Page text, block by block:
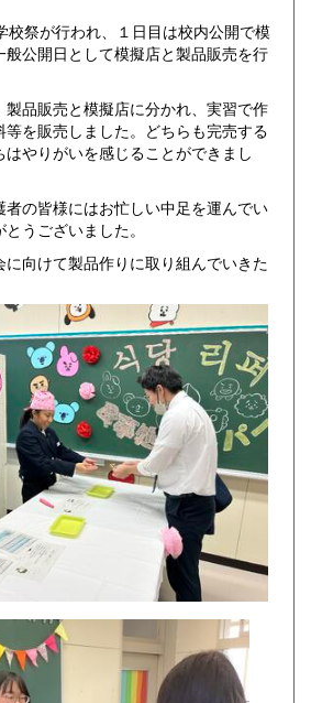
祭が行われ、１日目は校内公開で模
公開日として模擬店と製品販売を行
品販売と模擬店に分かれ、実習で作
等を販売しました。どちらも完売する
やりがいを感じることができまし
の皆様にはお忙しい中足を運んでい
うございました。
向けて製品作りに取り組んでいきた